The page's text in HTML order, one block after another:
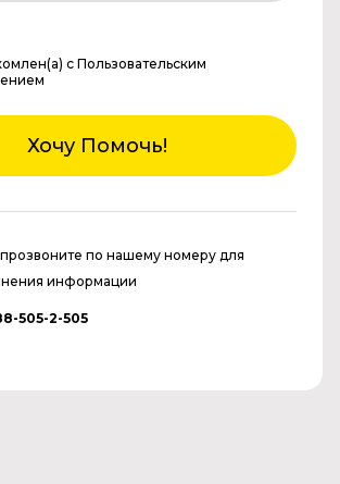
с Пользовательским
Хочу Помочь!
по нашему номеру для
информации
505-2-505